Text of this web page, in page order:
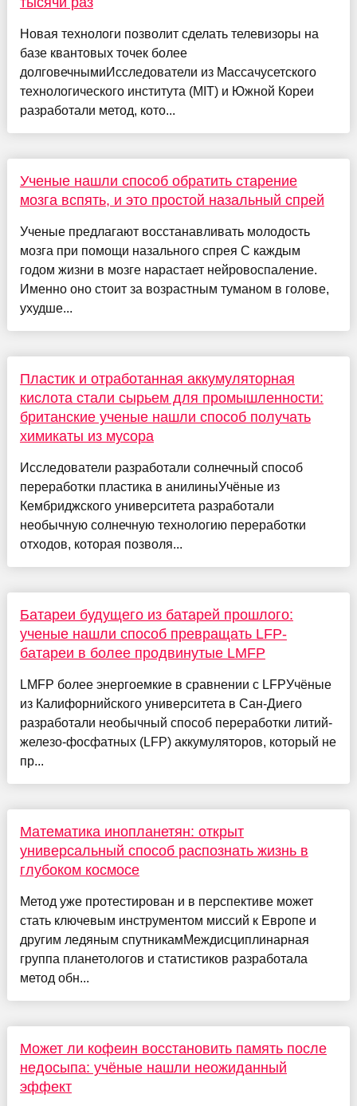
Новая технологи позволит сделать телевизоры на
базе квантовых точек более
долговечнымиИсследователи из Массачусетского
технологического института (MIT) и Южной Кореи
разработали метод, кото...
Ученые нашли способ обратить старение
мозга вспять, и это простой назальный спрей
Ученые предлагают восстанавливать молодость
мозга при помощи назального спрея С каждым
годом жизни в мозге нарастает нейровоспаление.
Именно оно стоит за возрастным туманом в голове,
ухудше...
Пластик и отработанная аккумуляторная
кислота стали сырьем для промышленности:
британские ученые нашли способ получать
химикаты из мусора
Исследователи разработали солнечный способ
переработки пластика в анилиныУчёные из
Кембриджского университета разработали
необычную солнечную технологию переработки
отходов, которая позволя...
Батареи будущего из батарей прошлого:
ученые нашли способ превращать LFP-
батареи в более продвинутые LMFP
LMFP более энергоемкие в сравнении с LFPУчёные
из Калифорнийского университета в Сан-Диего
разработали необычный способ переработки литий-
железо-фосфатных (LFP) аккумуляторов, который не
пр...
Математика инопланетян: открыт
универсальный способ распознать жизнь в
глубоком космосе
Метод уже протестирован и в перспективе может
стать ключевым инструментом миссий к Европе и
другим ледяным спутникамМеждисциплинарная
группа планетологов и статистиков разработала
метод обн...
Может ли кофеин восстановить память после
недосыпа: учёные нашли неожиданный
эффект